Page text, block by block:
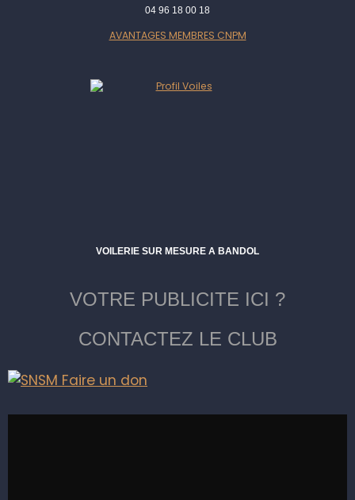
04 96 18 00 18
AVANTAGES MEMBRES CNPM
VOILERIE SUR MESURE A BANDOL
VOTRE PUBLICITE ICI ?
CONTACTEZ LE CLUB